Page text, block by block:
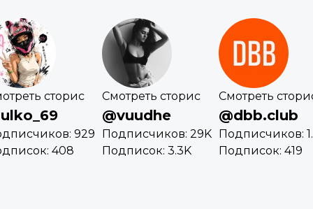
сторис
929
408
Смотреть сторис
@vuudhe
Подписчиков: 29K
Подписок: 3.3K
Смотреть
@dbb.club
Подписчиков:
Подписок: 419